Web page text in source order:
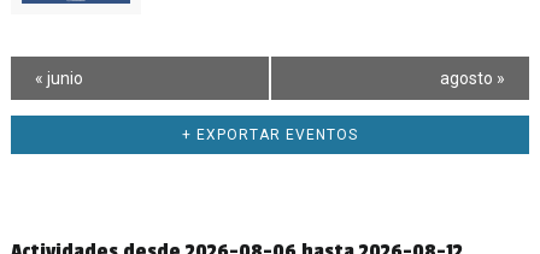
« junio agosto »
+ EXPORTAR EVENTOS